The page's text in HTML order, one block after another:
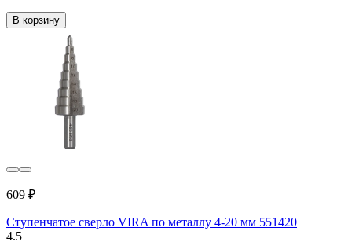
В корзину
609 ₽
Ступенчатое сверло VIRA по металлу 4-20 мм 551420
4.5